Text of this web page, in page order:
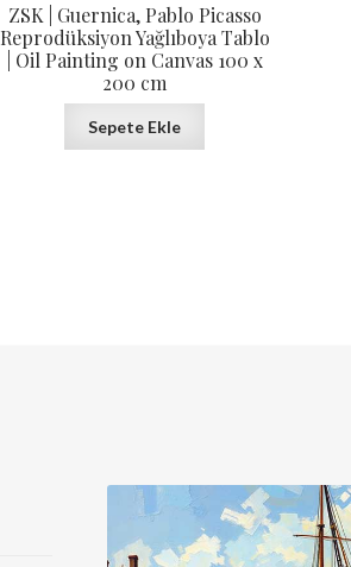
ZSK | Guernica, Pablo Picasso
Reprodüksiyon Yağlıboya Tablo
| Oil Painting on Canvas 100 x
200 cm
Sepete Ekle